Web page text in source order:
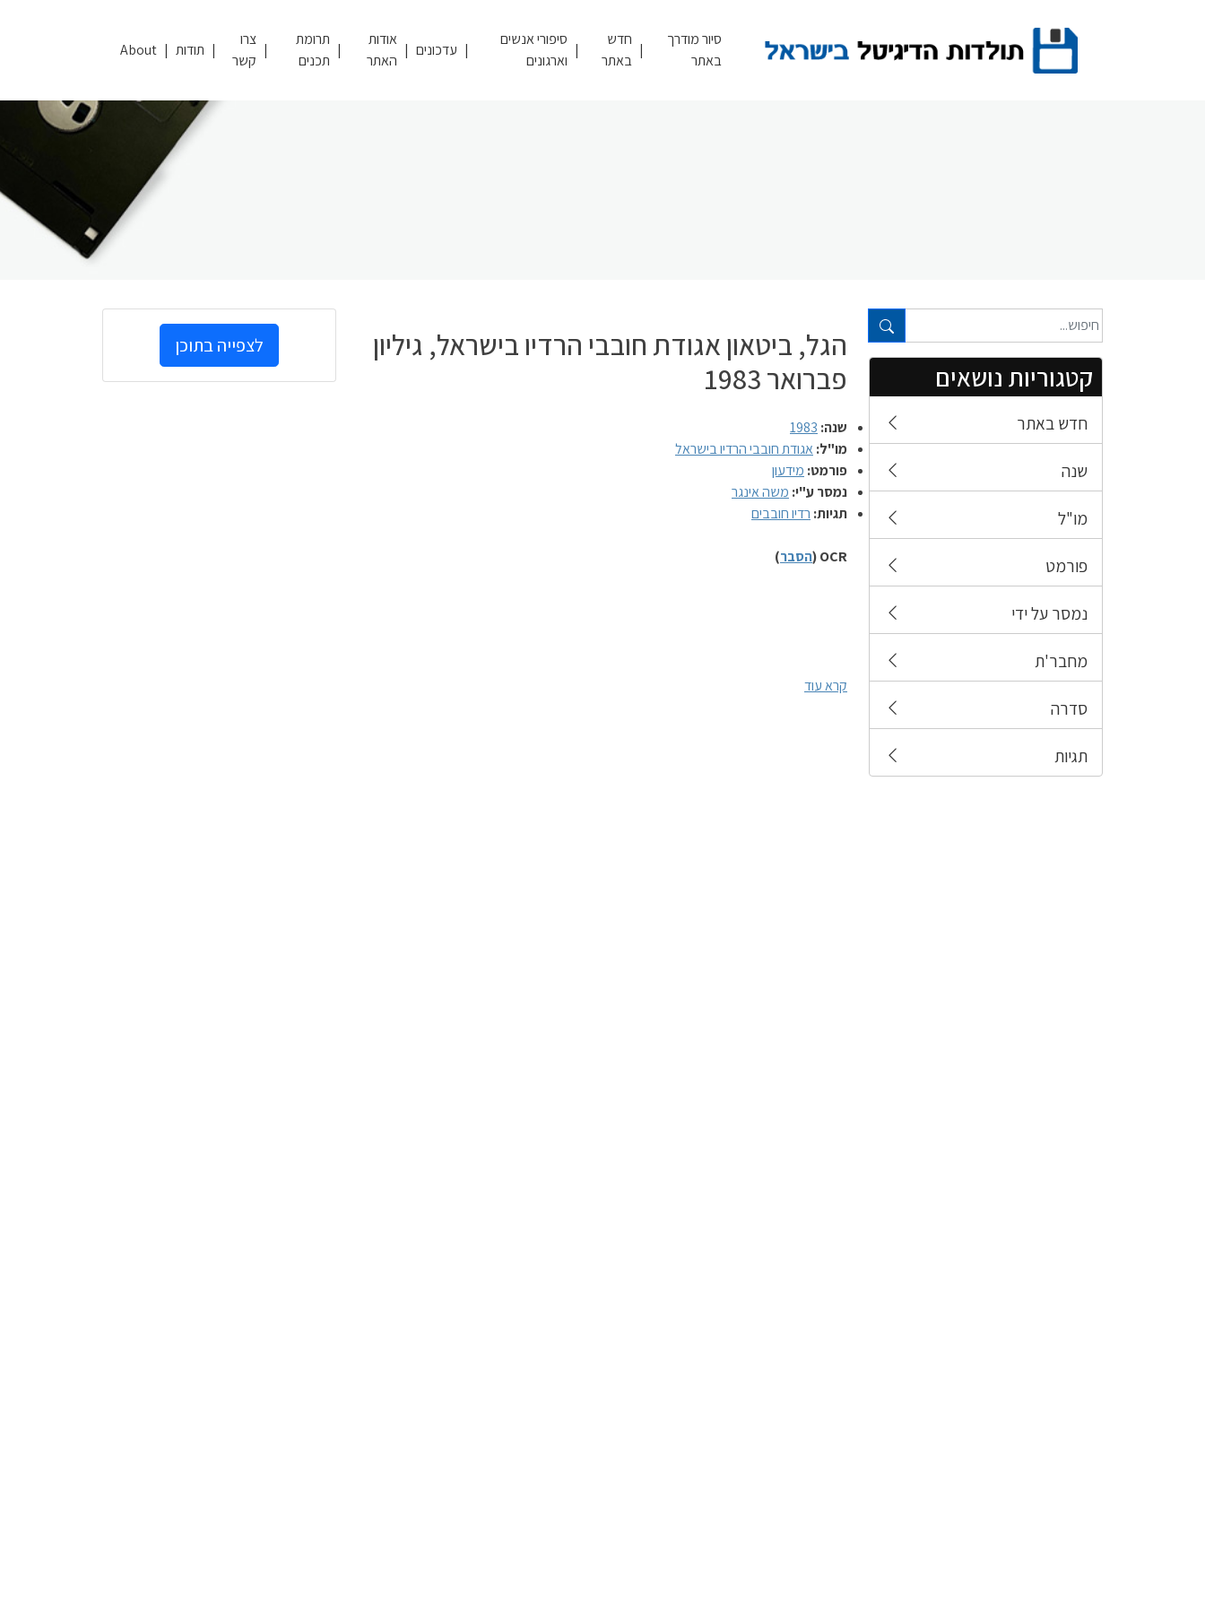
סיור מודרך
באתר
חדש
באתר
סיפורי אנשים
וארגונים
עדכונים
אודות
האתר
תרומת
תכנים
צרו
קשר
תודות About
טקסט חופשי...
קטגוריות נושאים
חדש באתר
שנה
מו"ל
פורמט
נמסר על ידי
מחבר'ת
סדרה
תגיות
הגל, ביטאון אגודת חובבי הרדיו בישראל, גיליון
פברואר 1983
שנה: 1983
מו"ל: אגודת חובבי הרדיו בישראל
פורמט: מידעון
נמסר ע"י: משה אינגר
תגיות: רדיו חובבים
OCR ( הסבר)
קרא עוד
לצפייה בתוכן